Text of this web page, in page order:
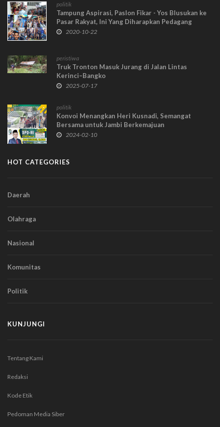
politik
Tampung Aspirasi, Paslon Fikar - Yos Blusukan ke
Pasar Rakyat, Ini Yang Diharapkan Pedagang
2020-10-22
peristiwa
Truk Tronton Masuk Jurang di Jalan Lintas
Kerinci–Bangko
2025-07-17
politik
Konvoi Menangkan Heri Kusnadi, Semangat
Bersama untuk Jambi Berkemajuan
2024-02-10
HOT CATEGORIES
Daerah
Olahraga
Nasional
Komunitas
Politik
KUNJUNGI
Tentang Kami
Redaksi
Kode Etik
Pedoman Media Siber